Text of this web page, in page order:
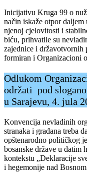
Inicijativu Kruga 99 o
način iskaže otpor
njenoj cjelovitosti i
biću, prihvatile su
zajednice i
formiran i Organizacioni
Odlukom
održati pod
u Sarajevu, 4. jula
Konvencija nevladinih
stranaka i građana treba
opštenarodno političkog
bosanske države u datim
kontekstu „Deklaracije
i hegemonije nad